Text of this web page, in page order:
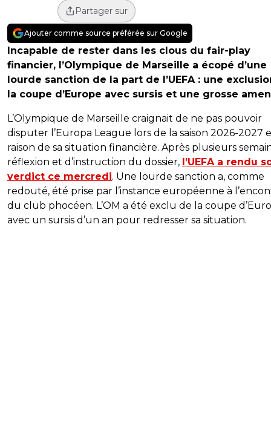
Partager sur
Ajouter comme source préférée sur Google
Incapable de rester dans les clous du fair-play
financier, l’Olympique de Marseille a écopé d’une
lourde sanction de la part de l’UEFA : une
la coupe d’Europe avec sursis et une grosse
L’Olympique de Marseille craignait de ne pas pouvoir
disputer l’Europa League lors de la saison 2026-2027
raison de sa situation financière. Après plusieurs
réflexion et d’instruction du dossier, l’UEFA a rendu
verdict ce mercredi. Une lourde sanction a, comme
redouté, été prise par l’instance européenne à
du club phocéen. L’OM a été exclu de la coupe
avec un sursis d’un an pour redresser sa situation.